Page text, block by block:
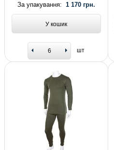
За упакування: 1 170 грн.
У кошик
шт